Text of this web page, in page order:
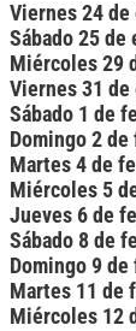
Viernes 24
Sábado 25 de
Miércoles 29
Viernes 31
Sábado 1 de
Domingo 2
Martes 4 de
Miércoles 5
Jueves 6 de
Sábado 8 de
Domingo 9
Martes 11 de
Miércoles 12